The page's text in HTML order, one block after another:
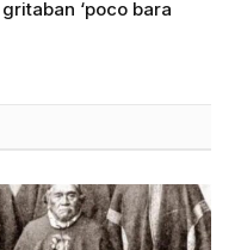
‘poco bara